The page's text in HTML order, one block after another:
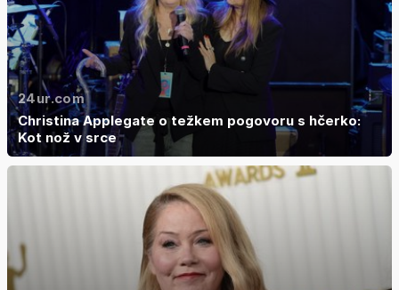
24ur.com
Christina Applegate o težkem pogovoru s hčerko:
Kot nož v srce